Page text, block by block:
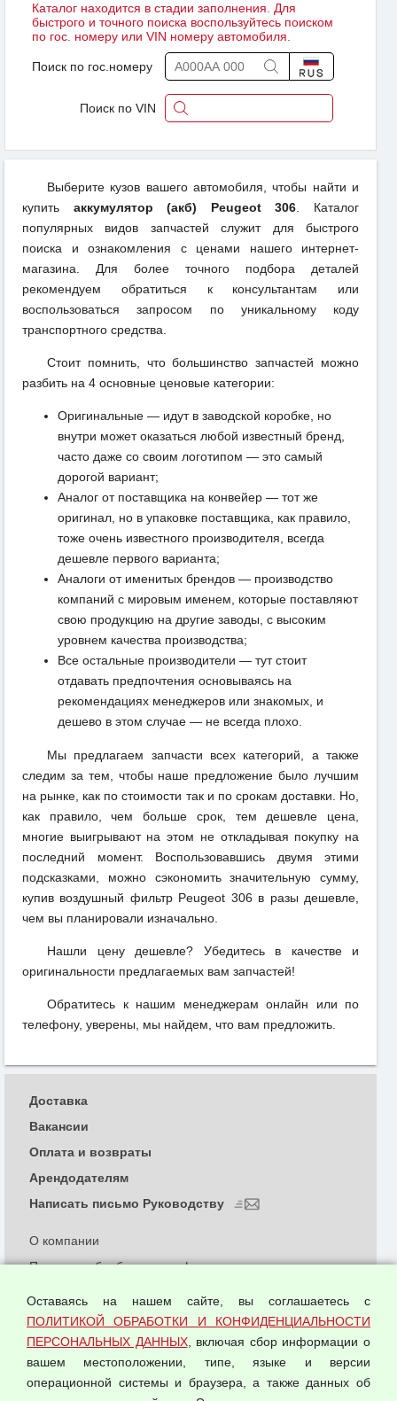
Каталог находится в стадии заполнения. Для
быстрого и точного поиска воспользуйтесь поиском
по гос. номеру или VIN номеру автомобиля.
Поиск по гос.номеру
Поиск по VIN
Выберите кузов вашего автомобиля, чтобы найти и
купить аккумулятор (акб) Peugeot 306. Каталог
популярных видов запчастей служит для быстрого
поиска и ознакомления с ценами нашего интернет-
магазина. Для более точного подбора деталей
рекомендуем обратиться к консультантам или
воспользоваться запросом по уникальному коду
транспортного средства.
Стоит помнить, что большинство запчастей можно
разбить на 4 основные ценовые категории:
Оригинальные — идут в заводской коробке, но
внутри может оказаться любой известный бренд,
часто даже со своим логотипом — это самый
дорогой вариант;
Аналог от поставщика на конвейер — тот же
оригинал, но в упаковке поставщика, как правило,
тоже очень известного производителя, всегда
дешевле первого варианта;
Аналоги от именитых брендов — производство
компаний с мировым именем, которые поставляют
свою продукцию на другие заводы, с высоким
уровнем качества производства;
Все остальные производители — тут стоит
отдавать предпочтения основываясь на
рекомендациях менеджеров или знакомых, и
дешево в этом случае — не всегда плохо.
Мы предлагаем запчасти всех категорий, а также
следим за тем, чтобы наше предложение было лучшим
на рынке, как по стоимости так и по срокам доставки. Но,
как правило, чем больше срок, тем дешевле цена,
многие выигрывают на этом не откладывая покупку на
последний момент. Воспользовавшись двумя этими
подсказками, можно сэкономить значительную сумму,
купив воздушный фильтр Peugeot 306 в разы дешевле,
чем вы планировали изначально.
Нашли цену дешевле? Убедитесь в качестве и
оригинальности предлагаемых вам запчастей!
Обратитесь к нашим менеджерам онлайн или по
телефону, уверены, мы найдем, что вам предложить.
О компании
Политика обработки и конфиденциальности
Согласием на обработку персональных данных
Оферта оптовой купли-продажи
Публичная оферта
Доставка
Вакансии
Оплата и возвраты
Арендодателям
Написать письмо Руководству
Оставаясь на нашем сайте, вы соглашаетесь с
ПОЛИТИКОЙ ОБРАБОТКИ И КОНФИДЕНЦИАЛЬНОСТИ
ПЕРСОНАЛЬНЫХ ДАННЫХ, включая сбор информации о
вашем местоположении, типе, языке и версии
операционной системы и браузера, а также данных об